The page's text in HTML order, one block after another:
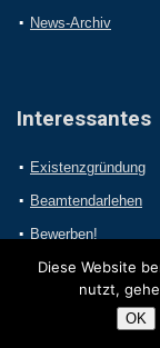
News-Archiv
Interessantes
Existenzgründung
Beamtendarlehen
Bewerben!
2017
Diese Website
nutzt,
OK